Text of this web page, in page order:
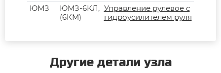
ЮМЗ
ЮМЗ-6КЛ,
(6КМ)
Управление рулевое с
гидроусилителем руля
Другие детали узла